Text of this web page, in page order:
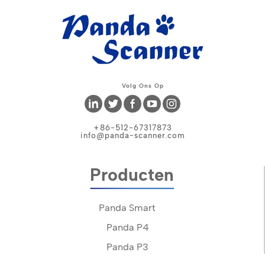
Volg Ons Op
+86-512-67317873
info@panda-scanner.com
Producten
Panda Smart
Panda P4
Panda P3